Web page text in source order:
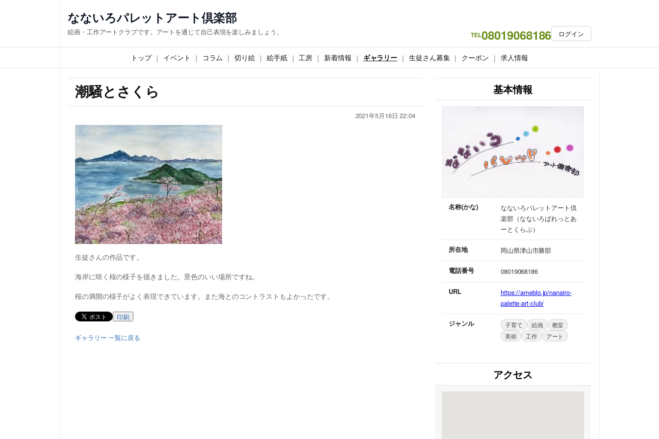
なないろパレットアート倶楽部
絵画・工作アートクラブです。アートを通じて自己表現を楽しみましょう。 TEL08019068186 ログイン
トップ イベント コラム 切り絵 絵手紙 工房 新着情報 ギャラリー 生徒さん募集 クーポン 求人情報
潮騒とさくら
2021年5月16日 22:04
生徒さんの作品です。
海岸に咲く桜の様子を描きました。景色のいい場所ですね。
桜の満開の様子がよく表現できています。また海とのコントラストもよかったです。
印刷
ギャラリー 一覧に戻る
基本情報
名称(かな)
なないろパレットアート倶
楽部（なないろぱれっとあ
ーとくらぶ）
所在地 岡山県津山市勝部
電話番号 08019068186
URL
https://ameblo.jp/nanairo-
palette-art-club/
ジャンル 子育て 絵画
教室
美術
工作 アート
アクセス